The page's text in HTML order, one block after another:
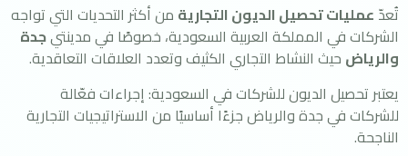
تُعدّ عمليات تحصيل الديون التجارية من أكثر التحديات التي تواجه
الشركات في المملكة العربية السعودية، خصوصًا في مدينتيجدة
والرياض حيث النشاط التجاري الكثيف وتعدد العلاقات التعاقدية.
يعتبر تحصيل الديون للشركات في السعودية: إجراءات فعّالة
للشركات في جدة والرياض جزءًا أساسيًا من الاستراتيجيات التجارية
الناجحة.